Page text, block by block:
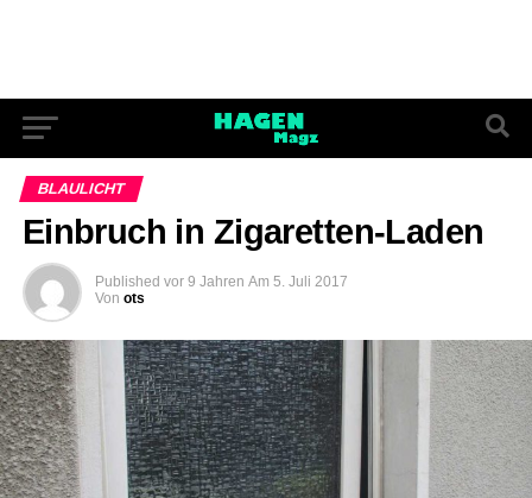
BLAULICHT
Einbruch in Zigaretten-Laden
Published vor 9 Jahren Am 5. Juli 2017
Von ots